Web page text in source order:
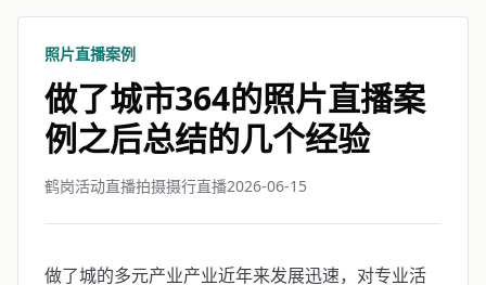
照片直播案例
做了城市364的照片直播案
例之后总结的几个经验
鹤岗活动直播拍摄摄行直播2026-06-15
做了城的多元产业产业近年来发展迅速，对专业活